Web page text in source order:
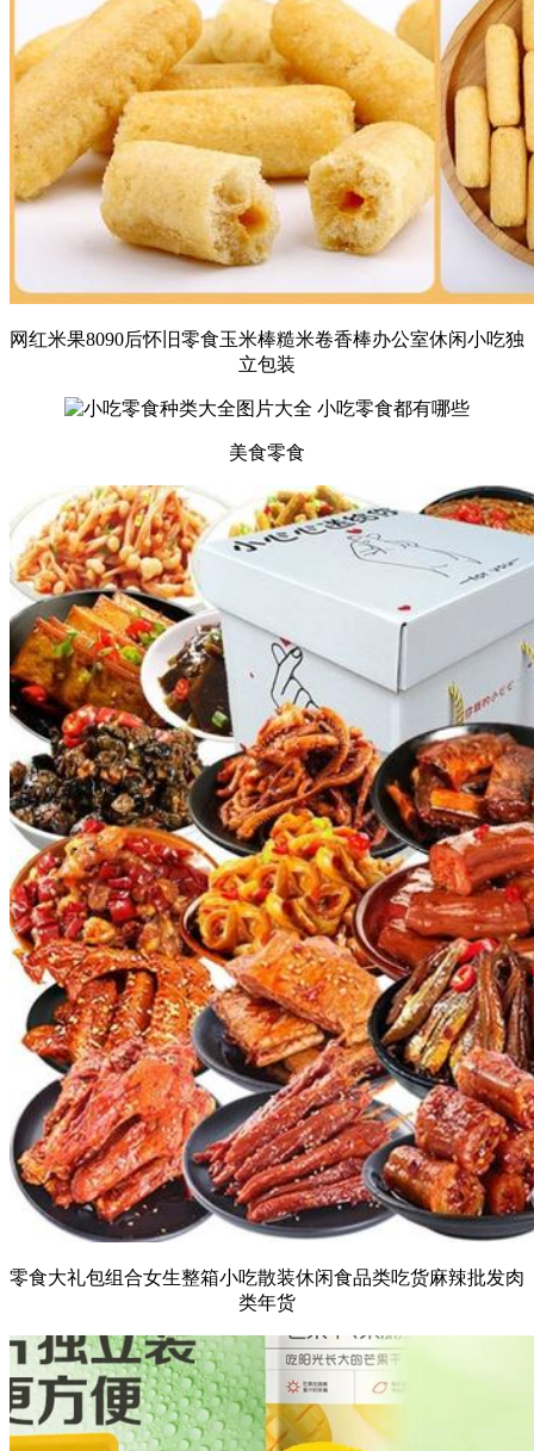
网红米果8090后怀旧零食玉米棒糙米卷香棒办公室休闲小吃独
立包装
美食零食
零食大礼包组合女生整箱小吃散装休闲食品类吃货麻辣批发肉
类年货